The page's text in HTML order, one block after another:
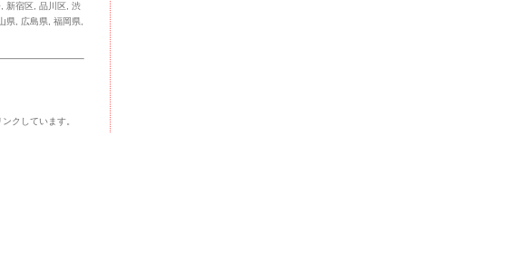
新宿区 品川区 渋
県 広島県 福岡県
クしています。